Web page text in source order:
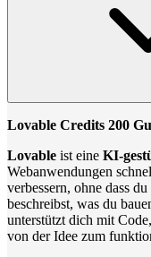
Lovable Credits 200
Lovable ist eine KI-
Webanwendungen
verbessern, ohne dass
beschreibst, was du
unterstützt dich mit
von der Idee zum